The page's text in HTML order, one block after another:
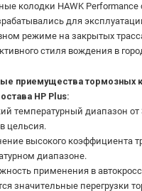
колодки HAWK Performance
для
режиме на закрытых
стиля вождения в
приемущества тормозных
HP Plus:
температурный диапазон от
цельсия.
высокого коэффициента
диапазоне.
применения в
значительные перегрузки